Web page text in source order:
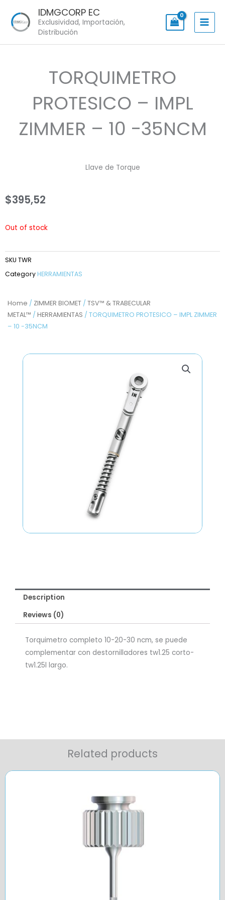
content
IDMGCORP EC
Exclusividad, Importación,
Distribución
Home / ZIMMER BIOMET / TSV™ & TRABECULAR
METAL™ / HERRAMIENTAS / TORQUIMETRO PROTESICO – IMPL ZIMMER
– 10 -35NCM
TORQUIMETRO
PROTESICO – IMPL
ZIMMER – 10 -35NCM
Llave de Torque
$395,52
Out of stock
SKU TWR
Category HERRAMIENTAS
Description
Reviews (0)
Torquimetro completo 10-20-30 ncm, se puede
complementar con destornilladores tw1.25 corto-
tw1.25l largo.
Related products